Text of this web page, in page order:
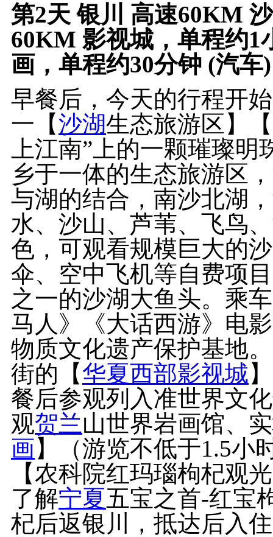
第2天 银川 高速60KM
60KM 影视城，单程约1
画，单程约30分钟 (汽车)
早餐后，今天的行程开
一【沙湖生态旅游区】
上江南”上的一颗璀璨
乡于一体的生态旅游区
与湖的结合，南沙北湖
水、沙山、芦苇、飞鸟
色，可观看规模巨大的
伞、空中飞机等自费项
之一的沙湖大鱼头。乘
马人》《大话西游》电
物质文化遗产保护基地
街的【华夏西部影视城
餐后参观列入准世界文
观贺兰山世界岩画馆、
画】（游览不低于1.5小
【农科院红玛瑙枸杞观
了解宁夏五宝之首-红宝
杞后返银川，抵达后入